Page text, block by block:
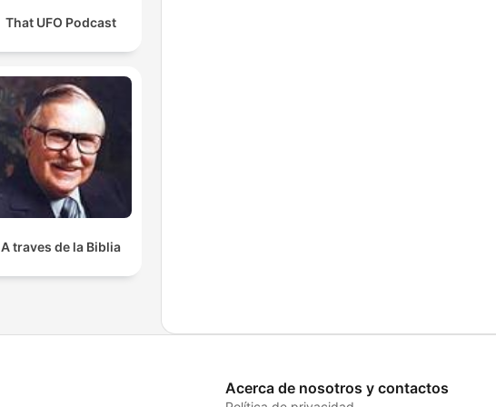
That UFO Podcast
A traves de la Biblia
Acerca de nosotros y contactos